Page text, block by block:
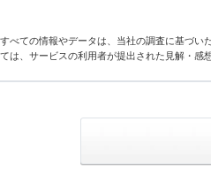
べての情報やデータは、当社の調査に基づい
は、サービスの利用者が提出された見解・感